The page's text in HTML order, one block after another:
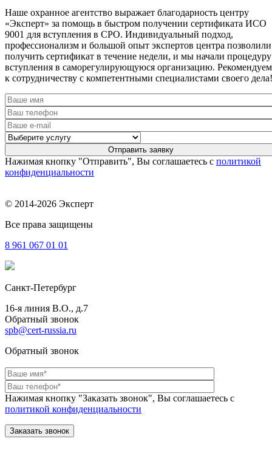
Наше охранное агентство выражает благодарность центру
«Эксперт» за помощь в быстром получении сертификата ИСО
9001 для вступления в СРО. Индивидуальный подход,
профессионализм и большой опыт экспертов центра позволили
получить сертификат в течение недели, и мы начали процедуру
вступления в саморегулирующуюся организацию. Рекомендуем
к сотрудничеству с компетентными специалистами своего дела!
Нажимая кнопку "Отправить", Вы соглашаетесь с политикой
конфиденциальности
© 2014-2026 Эксперт
Все права защищены
8 961 067 01 01
Санкт-Петербург
16-я линия В.О., д.7
Обратный звонок
spb@cert-russia.ru
Обратный звонок
Нажимая кнопку "Заказать звонок", Вы соглашаетесь с
политикой конфиденциальности